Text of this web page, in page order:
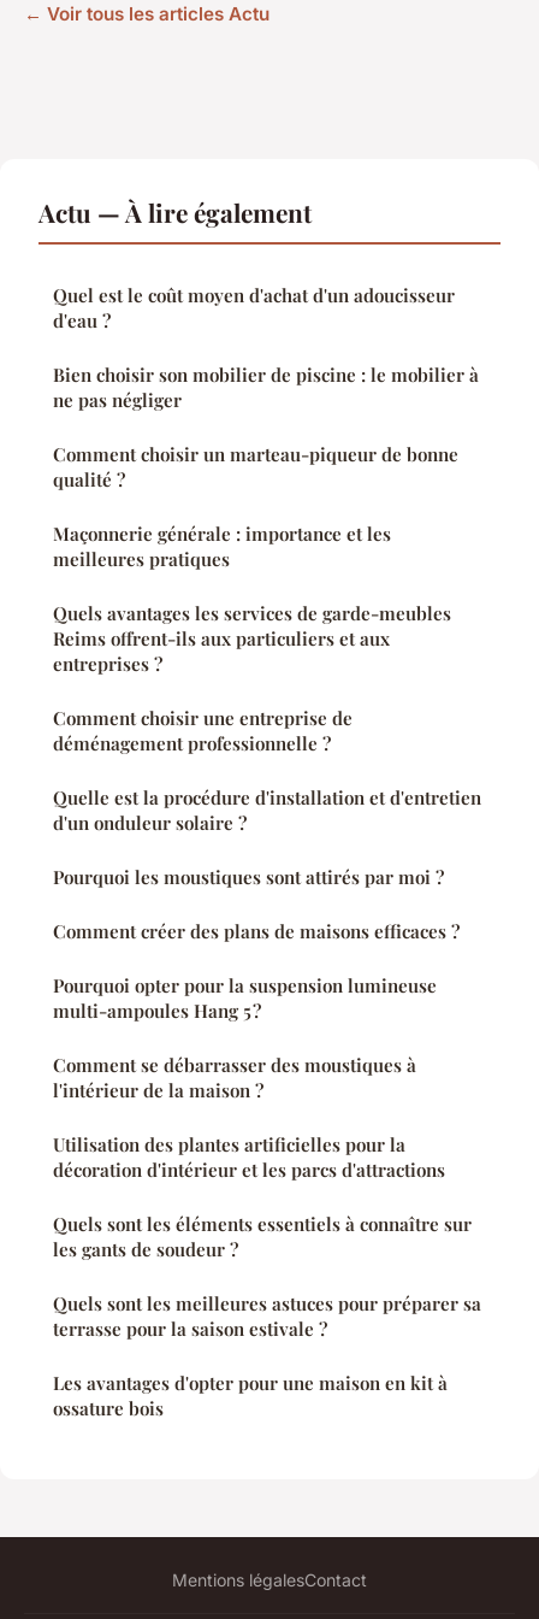
← Voir tous les articles Actu
Actu — À lire également
Quel est le coût moyen d'achat d'un adoucisseur
d'eau ?
Bien choisir son mobilier de piscine : le mobilier à
ne pas négliger
Comment choisir un marteau-piqueur de bonne
qualité ?
Maçonnerie générale : importance et les
meilleures pratiques
Quels avantages les services de garde-meubles
Reims offrent-ils aux particuliers et aux
entreprises ?
Comment choisir une entreprise de
déménagement professionnelle ?
Quelle est la procédure d'installation et d'entretien
d'un onduleur solaire ?
Pourquoi les moustiques sont attirés par moi ?
Comment créer des plans de maisons efficaces ?
Pourquoi opter pour la suspension lumineuse
multi-ampoules Hang 5 ?
Comment se débarrasser des moustiques à
l'intérieur de la maison ?
Utilisation des plantes artificielles pour la
décoration d'intérieur et les parcs d'attractions
Quels sont les éléments essentiels à connaître sur
les gants de soudeur ?
Quels sont les meilleures astuces pour préparer sa
terrasse pour la saison estivale ?
Les avantages d'opter pour une maison en kit à
ossature bois
Mentions légalesContact